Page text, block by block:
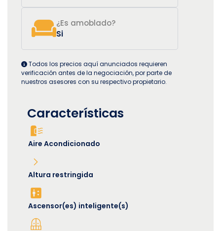
¿Es amoblado?
Si
Todos los precios aquí anunciados requieren
verificación antes de la negociación, por parte de
nuestros asesores con su respectivo propietario.
Características
Aire Acondicionado
Altura restringida
Ascensor(es) inteligente(s)